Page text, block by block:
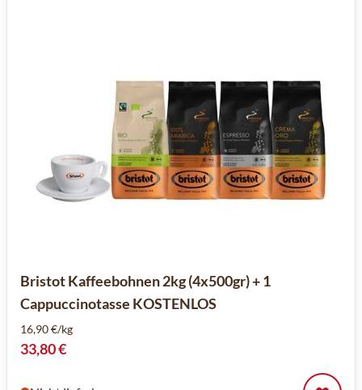
Bristot Kaffeebohnen 2kg (4x500gr) + 1
Cappuccinotasse KOSTENLOS
16,90 €/kg
33,80 €